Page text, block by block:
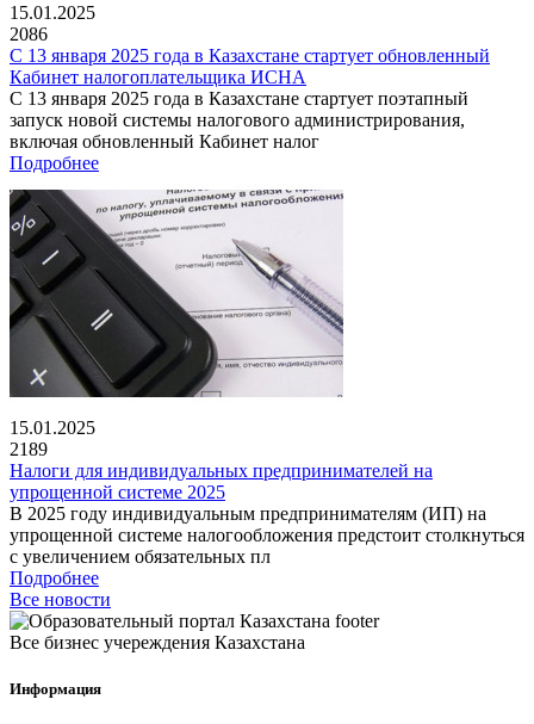
15.01.2025
2086
С 13 января 2025 года в Казахстане стартует обновленный
Кабинет налогоплательщика ИСНА
С 13 января 2025 года в Казахстане стартует поэтапный
запуск новой системы налогового администрирования,
включая обновленный Кабинет налог
Подробнее
15.01.2025
2189
Налоги для индивидуальных предпринимателей на
упрощенной системе 2025
В 2025 году индивидуальным предпринимателям (ИП) на
упрощенной системе налогообложения предстоит столкнуться
с увеличением обязательных пл
Подробнее
Все новости
Все бизнес учереждения Казахстана
Информация